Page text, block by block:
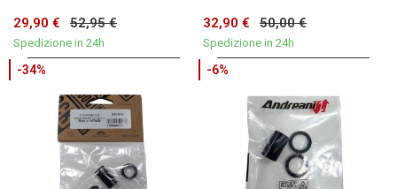
29,90 € 52,95 €
Spedizione in 24h
32,90 € 50,00 €
Spedizione in 24h
-34% -6%